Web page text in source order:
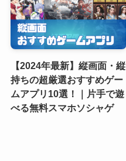
【2024年最新】縦画面・縦
持ちの超厳選おすすめゲー
ムアプリ10選！｜片手で遊
べる無料スマホソシャゲ